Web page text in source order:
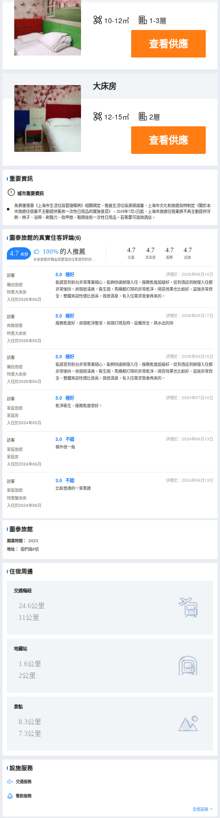
10-12㎡ 1-3層
查看供應
大床房
12-15㎡ 2層
查看供應
重要資訊
城市重要資訊
為貫徹落實《上海市生活垃圾管理條例》相關規定，推進生活垃圾源頭減量，上海市文化和旅遊局特制定《關於本
市旅遊住宿業不主動提供客房一次性日用品的實施意見》，2019年7月1日起，上海市旅遊住宿業將不再主動提供牙
刷、梳子、浴擦、剃鬚刀、指甲銼、鞋擦這些一次性日用品。若需要可諮詢酒店。
圖泰旅館的真實住客評論(6)
4.7 /5分 100% 的人推薦
永安旅遊評價由真實酒店住客提供的評價。
4.7
位置
4.7
清潔度
4.7
服務
4.7
設施
訪客
獨自旅遊
特惠大床房
入住於2026年06月
5.0 極好
評價於：2026年06月10日
能感受到前台非常專業細心，能夠快速辦理入住，服務態度超級好，從到酒店到辦理入住都
非常愉快。房間很清爽，衞生間，馬桶都打掃的非常乾淨，隔音效果也比較好，設施非常齊
全，整體來説性價比很高。我很滿意，有入住需求我會再來的。
訪客
商務旅客
特惠大床房
入住於2026年05月
5.0 極好
評價於：2026年05月17日
服務態度好，房間乾淨整潔，房間打掃及時，設備齊全，熱水出的快
訪客
獨自旅遊
特惠大床房
入住於2026年04月
5.0 極好
評價於：2026年04月10日
能感受到前台非常專業細心，能夠快速辦理入住，服務態度超級好，從到酒店到辦理入住都
非常愉快。房間很清爽，衞生間，馬桶都打掃的非常乾淨，隔音效果也比較好，設施非常齊
全，整體來説性價比很高。我很滿意，有入住需求我會再來的。
訪客
家庭旅遊
家庭房
入住於2024年05月
5.0 極好
評價於：2024年07月10日
乾淨衞生，服務態度很好。
訪客
家庭旅遊
家庭房
入住於2024年06月
3.0 不錯
評價於：2024年06月13日
條件很一般
訪客
家庭旅遊
特惠雙床房
入住於2024年06月
3.0 不錯
評價於：2024年06月13日
比較普通的一家賓館
圖泰旅館
開業時間： 2023
地址： 圖們路8號
住宿周邊
交通樞紐
24.6公里
11公里
地鐵站
1.6公里
2公里
景點
8.3公里
7.3公里
設施服務
交通服務
餐飲服務
全部設施